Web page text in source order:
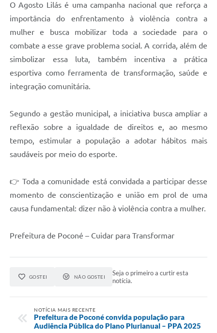
O Agosto Lilás é uma campanha nacional que reforça a
importância do enfrentamento à violência contra a
mulher e busca mobilizar toda a sociedade para o
combate a esse grave problema social. A corrida, além de
simbolizar essa luta, também incentiva a prática
esportiva como ferramenta de transformação, saúde e
integração comunitária.
Segundo a gestão municipal, a iniciativa busca ampliar a
reflexão sobre a igualdade de direitos e, ao mesmo
tempo, estimular a população a adotar hábitos mais
saudáveis por meio do esporte.
👉 Toda a comunidade está convidada a participar desse
momento de conscientização e união em prol de uma
causa fundamental: dizer não à violência contra a mulher.
Prefeitura de Poconé – Cuidar para Transformar
GOSTEI NÃO GOSTEI
Seja o primeiro a curtir esta
notícia.
NOTÍCIA MAIS RECENTE
Prefeitura de Poconé convida população para
Audiência Pública do Plano Plurianual – PPA 2025